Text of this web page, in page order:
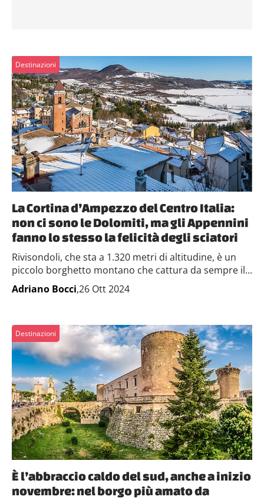
Destinazioni
La Cortina d’Ampezzo del Centro Italia:
non ci sono le Dolomiti, ma gli Appennini
fanno lo stesso la felicità degli sciatori
Rivisondoli, che sta a 1.320 metri di altitudine, è un
piccolo borghetto montano che cattura da sempre il...
Adriano Bocci,26 Ott 2024
Destinazioni
È l’abbraccio caldo del sud, anche a inizio
novembre: nel borgo più amato da